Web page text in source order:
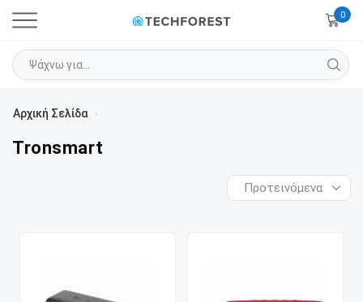
0
Αρχική Σελίδα ›
Tronsmart